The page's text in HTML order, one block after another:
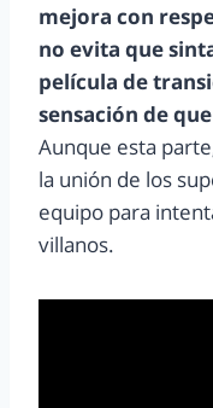
mejora con
no evita que
película de
sensación de
Aunque esta
la unión de los
equipo para
villanos.